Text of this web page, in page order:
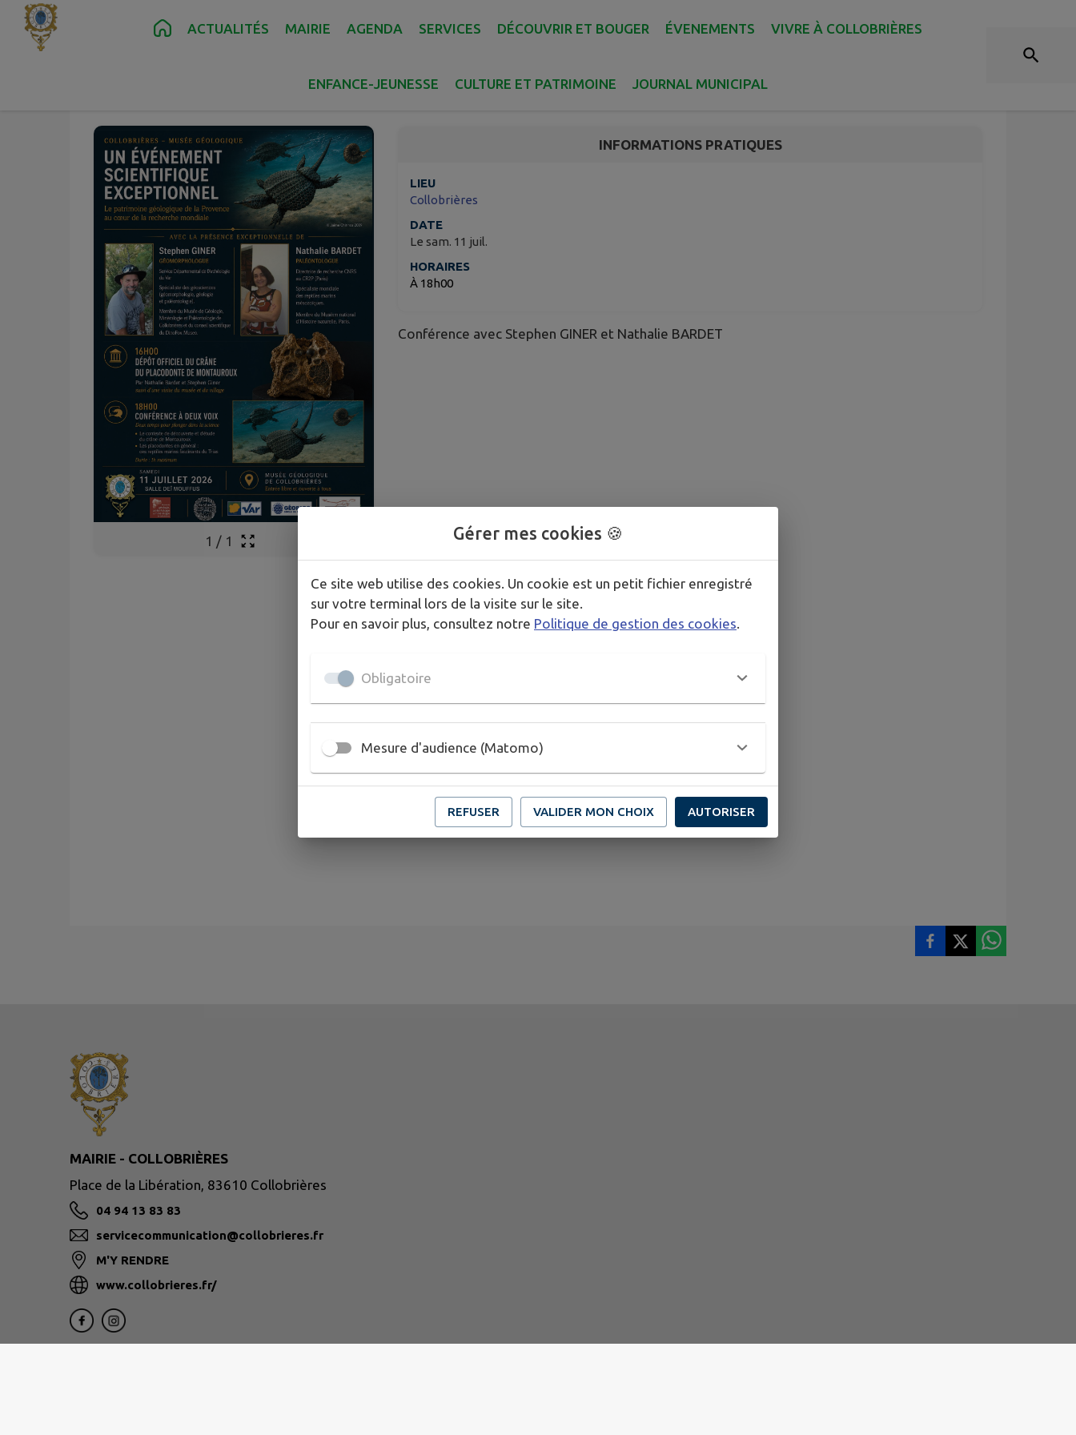
Contenu Recherche Pied de page
ACTUALITÉS MAIRIE AGENDA SERVICES DÉCOUVRIR ET BOUGER ÉVENEMENTS VIVRE À COLLOBRIÈRES
ENFANCE-JEUNESSE CULTURE ET PATRIMOINE JOURNAL MUNICIPAL
1 / 1
INFORMATIONS PRATIQUES
LIEU
Collobrières
DATE
Le sam. 11 juil.
HORAIRES
À 18h00
Conférence avec Stephen GINER et Nathalie BARDET
MAIRIE - COLLOBRIÈRES
Place de la Libération, 83610 Collobrières
04 94 13 83 83
servicecommunication@collobrieres.fr
M'Y RENDRE
www.collobrieres.fr/
Gérer mes cookies 🍪
Ce site web utilise des cookies. Un cookie est un petit fichier enregistré
sur votre terminal lors de la visite sur le site.
Pour en savoir plus, consultez notre Politique de gestion des cookies
Obligatoire
Mesure d'audience (Matomo)
REFUSER VALIDER MON CHOIX AUTORISER